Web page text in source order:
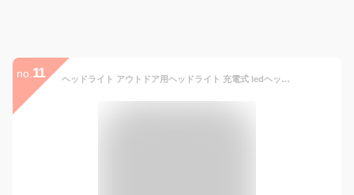
no. 11 ヘッドライト アウトドア用ヘッドライト 充電式 ledヘッドライト led usb 防水 懐中電灯 充電式ヘッドライト 防災 停電 アウトドア 釣り 登山 自転車 センサー点灯 ネックライト ヘッドランプ 充電 LEDヘッドライト LED ヘッド ライト 小型 防災 災害 グッズ